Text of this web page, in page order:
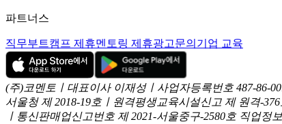
파트너스
직무부트캠프 제휴멘토링 제휴광고문의 기업 교육
(주)코멘토ㅣ대표이사 이재성ㅣ사업자등록번호 487-86-
서울청 제 2018-19호ㅣ원격평생교육시설신고 제 원격-
ㅣ통신판매업신고번호 제 2021-서울중구-2580호 직업정